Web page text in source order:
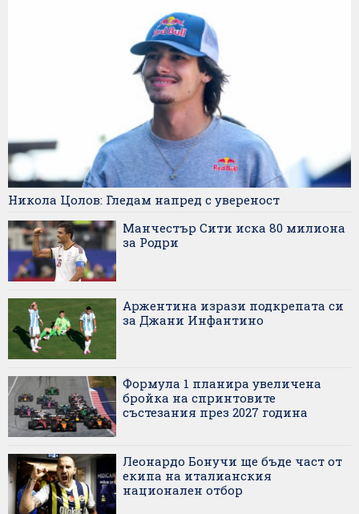
Никола Цолов: Гледам напред с увереност
Манчестър Сити иска 80 милиона
за Родри
Аржентина изрази подкрепата си
за Джани Инфантино
Формула 1 планира увеличена
бройка на спринтовите
състезания през 2027 година
Леонардо Бонучи ще бъде част от
екипа на италианския
национален отбор